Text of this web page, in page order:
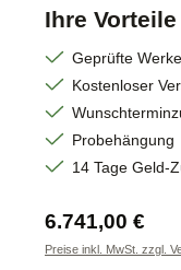
Ihre Vorteile
Geprüfte Werke
Kostenloser
Probehängung
14 Tage Geld-
Regulärer Preis:
6.741,00 €
Preise inkl. MwSt. zzgl.